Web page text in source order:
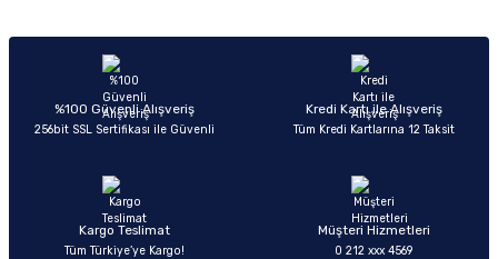
Ürün açıklamasında eksik bilgiler bulunuyor.
Ürün bilgilerinde hatalar bulunuyor.
Ürün fiyatı diğer sitelerden daha pahalı.
Sitemize ilk yorumu siz yapın!
%100 Güvenli Alışveriş
256bit SSL Sertifikası ile Güvenli
Kredi Kartı ile Alışveriş
Tüm Kredi Kartlarına 12 Taksit
Kargo Teslimat
Tüm Türkiye’ye Kargo!
Müşteri Hizmetleri
0 212 xxx 4569